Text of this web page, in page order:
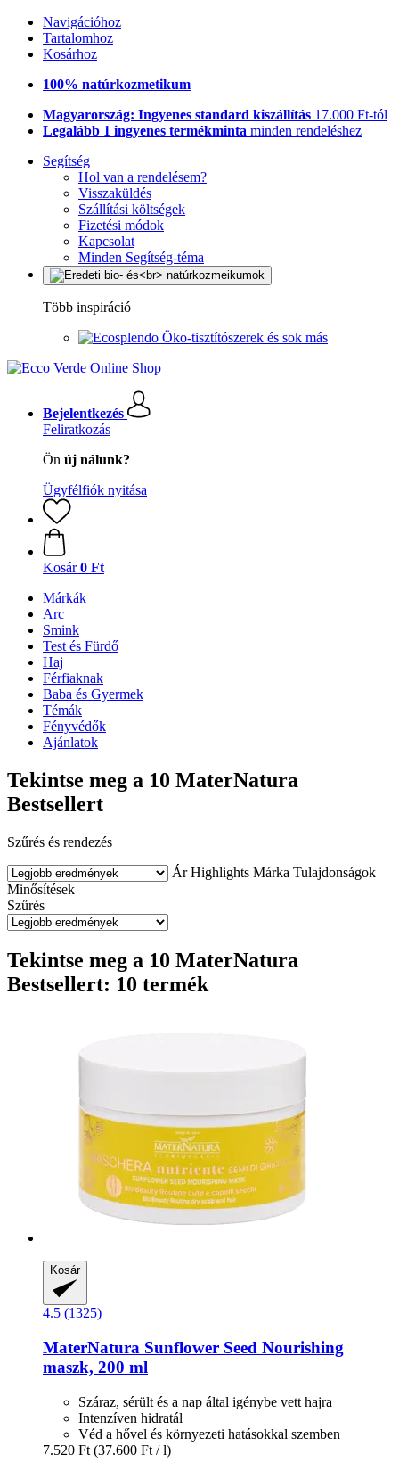
Navigációhoz
Tartalomhoz
Kosárhoz
100% natúrkozmetikum
Magyarország: Ingyenes standard kiszállítás 17.000 Ft-tól
Legalább 1 ingyenes termékminta minden rendeléshez
Segítség
Hol van a rendelésem?
Visszaküldés
Szállítási költségek
Fizetési módok
Kapcsolat
Minden Segítség-téma
Több inspiráció
Öko-tisztítószerek és sok más
Bejelentkezés
Feliratkozás
Ön új nálunk?
Ügyfélfiók nyitása
Kosár 0 Ft
Márkák
Arc
Smink
Test és Fürdő
Haj
Férfiaknak
Baba és Gyermek
Témák
Fényvédők
Ajánlatok
Tekintse meg a 10 MaterNatura
Bestsellert
Szűrés és rendezés
Ár Highlights Márka Tulajdonságok
Minősítések
Szűrés
Tekintse meg a 10 MaterNatura
Bestsellert: 10 termék
Kosár
4.5 (1325)
MaterNatura Sunflower Seed Nourishing
maszk, 200 ml
Száraz, sérült és a nap által igénybe vett hajra
Intenzíven hidratál
Véd a hővel és környezeti hatásokkal szemben
7.520 Ft (37.600 Ft / l)